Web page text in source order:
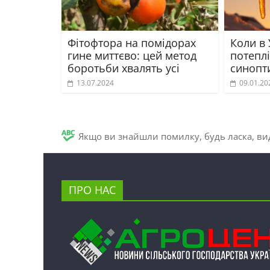
Фітофтора на помідорах
гине миттєво: цей метод
боротьби хвалять усі
13.07.2024
Коли в
Якщо ви знайшли помилку, будь ласка,
ПРО НАС